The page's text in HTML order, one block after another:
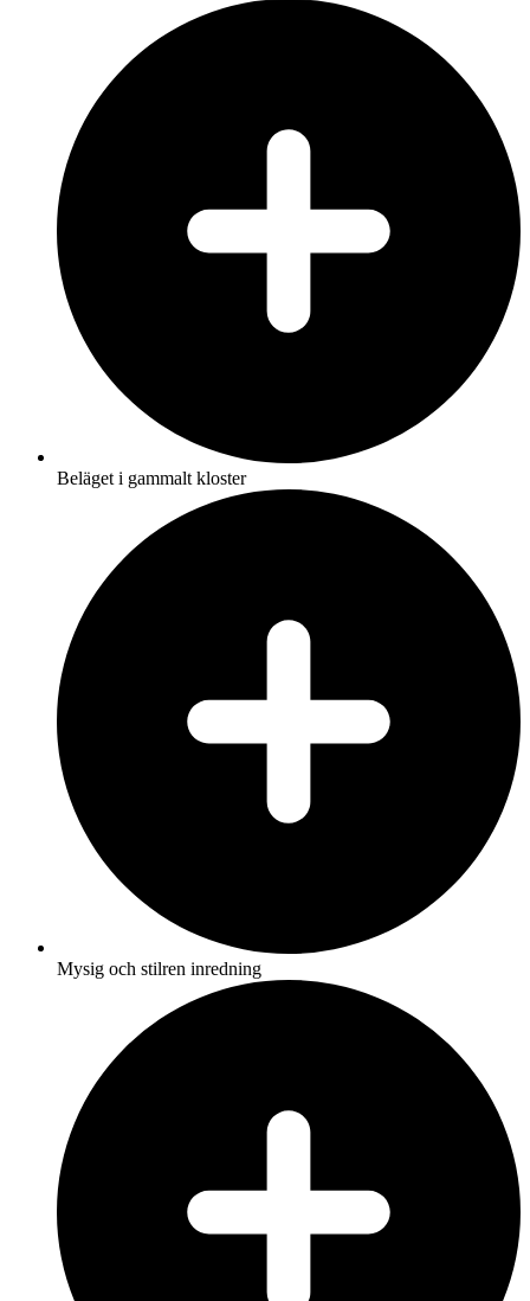
Beläget i gammalt kloster
Mysig och stilren inredning